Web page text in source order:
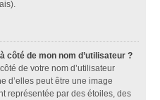
côté de mon nom d’utilisateur ?
de votre nom d’utilisateur
d’elles peut être une image
représentée par des étoiles, des